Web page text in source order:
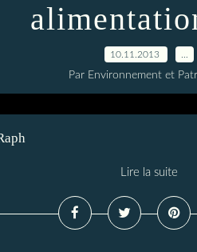
10.11.2013
Par Environnement et
Lire la suite